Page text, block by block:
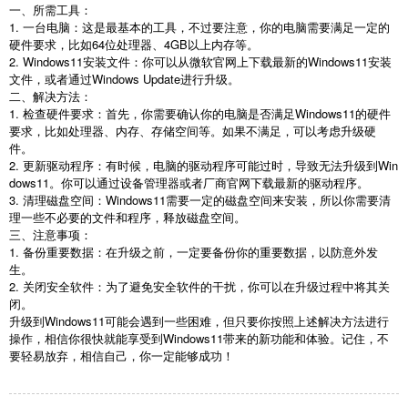
一、所需工具：
1. 一台电脑：这是最基本的工具，不过要注意，你的电脑需要满足一定的
硬件要求，比如64位处理器、4GB以上内存等。
2. Windows11安装文件：你可以从微软官网上下载最新的Windows11安装
文件，或者通过Windows Update进行升级。
二、解决方法：
1. 检查硬件要求：首先，你需要确认你的电脑是否满足Windows11的硬件
要求，比如处理器、内存、存储空间等。如果不满足，可以考虑升级硬
件。
2. 更新驱动程序：有时候，电脑的驱动程序可能过时，导致无法升级到Win
dows11。你可以通过设备管理器或者厂商官网下载最新的驱动程序。
3. 清理磁盘空间：Windows11需要一定的磁盘空间来安装，所以你需要清
理一些不必要的文件和程序，释放磁盘空间。
三、注意事项：
1. 备份重要数据：在升级之前，一定要备份你的重要数据，以防意外发
生。
2. 关闭安全软件：为了避免安全软件的干扰，你可以在升级过程中将其关
闭。
升级到Windows11可能会遇到一些困难，但只要你按照上述解决方法进行
操作，相信你很快就能享受到Windows11带来的新功能和体验。记住，不
要轻易放弃，相信自己，你一定能够成功！